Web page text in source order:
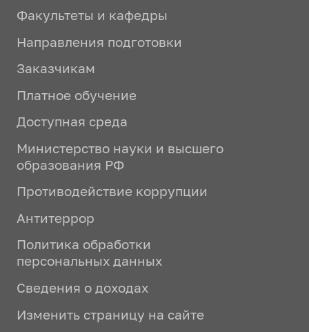
Факультеты и кафедры
Направления подготовки
Заказчикам
Платное обучение
Доступная среда
Министерство науки и высшего
образования РФ
Противодействие коррупции
Антитеррор
Политика обработки
персональных данных
Сведения о доходах
Изменить страницу на сайте